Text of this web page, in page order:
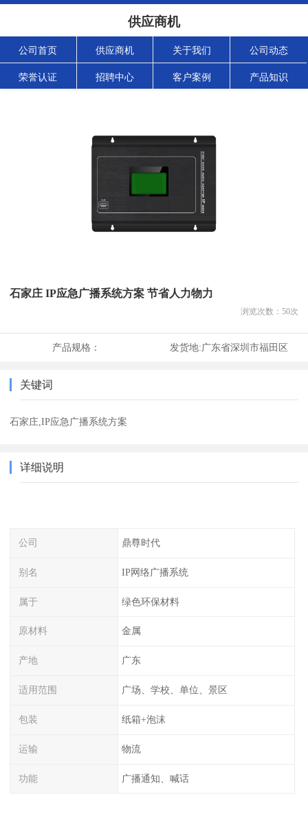
供应商机
公司首页 供应商机 关于我们 公司动态
荣誉认证 招聘中心 客户案例 产品知识
石家庄 IP应急广播系统方案 节省人力物力
浏览次数： 50次
产品规格： 发货地:广东省深圳市福田区
关键词
石家庄,IP应急广播系统方案
详细说明
公司 鼎尊时代
别名 IP网络广播系统
属于 绿色环保材料
原材料 金属
产地 广东
适用范围 广场、学校、单位、景区
包装 纸箱+泡沫
运输 物流
功能 广播通知、喊话